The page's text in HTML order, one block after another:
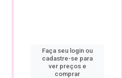
Faça seu login ou
cadastre-se para
ver preços e
comprar